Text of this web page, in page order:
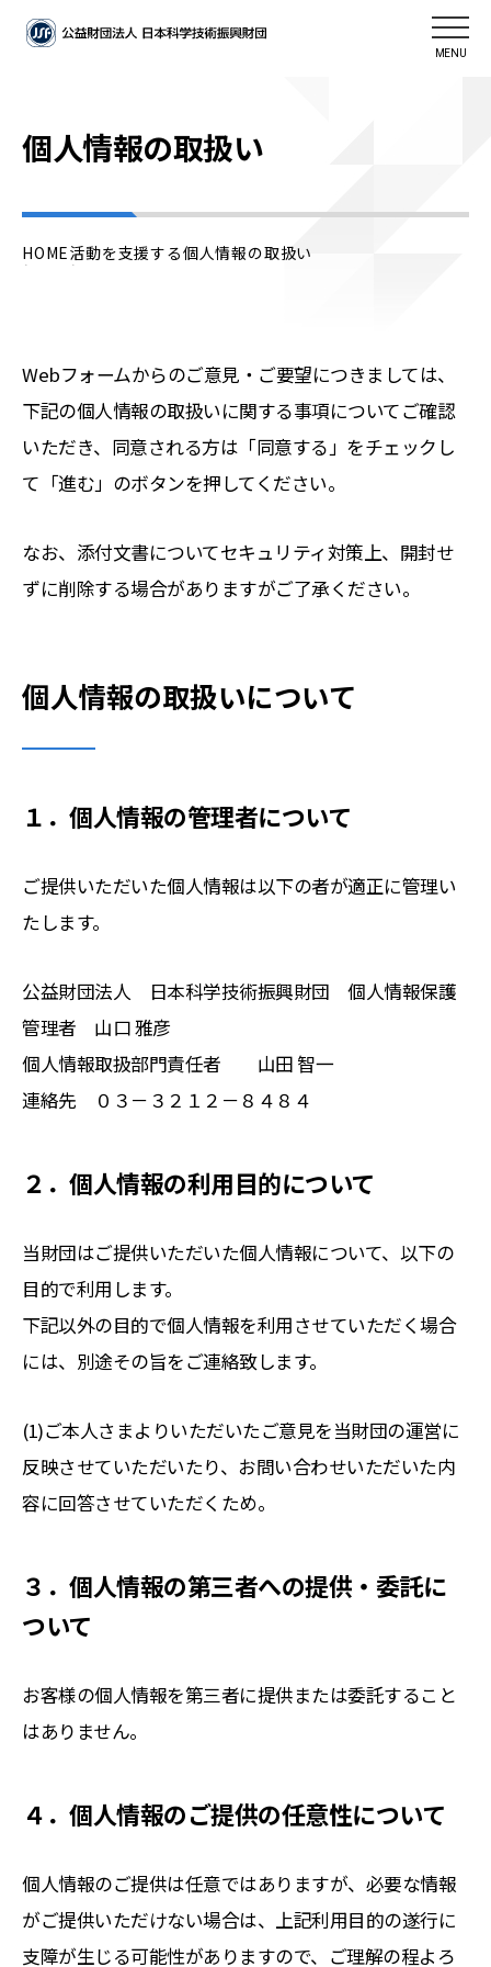
MENU
個人情報の取扱い
HOME活動を支援する個人情報の取扱い
Webフォームからのご意見・ご要望につきましては、
下記の個人情報の取扱いに関する事項についてご確認
いただき、同意される方は「同意する」をチェックし
て「進む」のボタンを押してください。
なお、添付文書についてセキュリティ対策上、開封せ
ずに削除する場合がありますがご了承ください。
個人情報の取扱いについて
１．個人情報の管理者について
ご提供いただいた個人情報は以下の者が適正に管理い
たします。
公益財団法人 日本科学技術振興財団 個人情報保護
管理者 山口 雅彦
個人情報取扱部門責任者 山田 智一
連絡先 ０３－３２１２－８４８４
２．個人情報の利用目的について
当財団はご提供いただいた個人情報について、以下の
目的で利用します。
下記以外の目的で個人情報を利用させていただく場合
には、別途その旨をご連絡致します。
(1)ご本人さまよりいただいたご意見を当財団の運営に
反映させていただいたり、お問い合わせいただいた内
容に回答させていただくため。
３．個人情報の第三者への提供・委託に
ついて
お客様の個人情報を第三者に提供または委託すること
はありません。
４．個人情報のご提供の任意性について
個人情報のご提供は任意ではありますが、必要な情報
がご提供いただけない場合は、上記利用目的の遂行に
支障が生じる可能性がありますので、ご理解の程よろ